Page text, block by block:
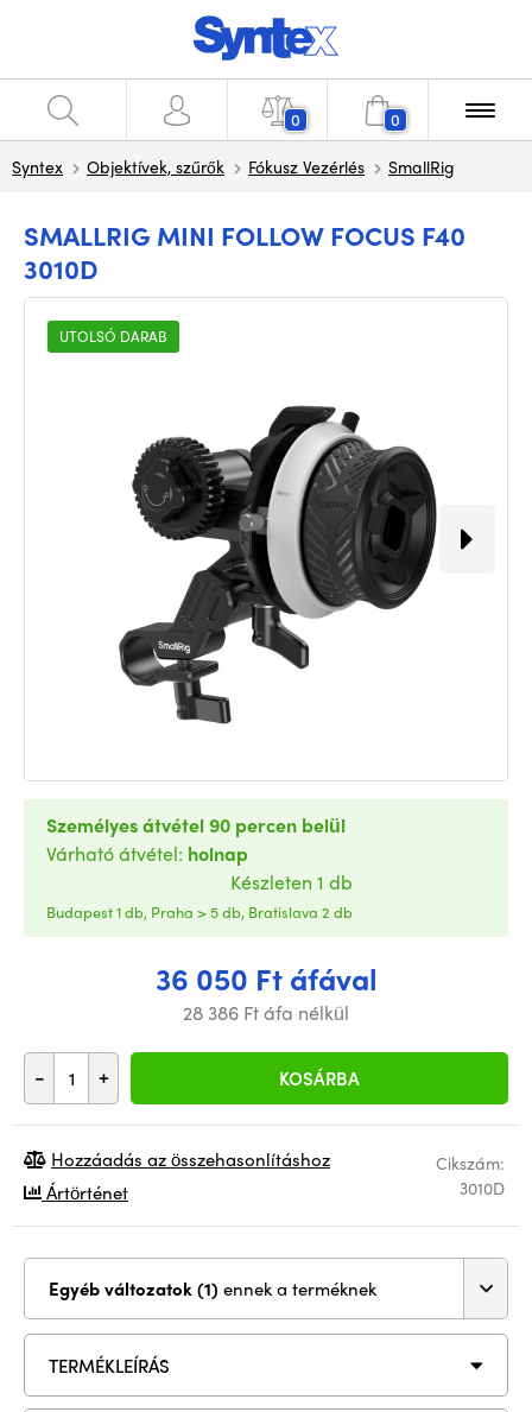
0 0
Syntex Objektívek, szűrők Fókusz Vezérlés SmallRig
SMALLRIG MINI FOLLOW FOCUS F40
3010D
UTOLSÓ DARAB
36 050 Ft áfával
28 386 Ft áfa nélkül
- + KOSÁRBA
Személyes átvétel 90 percen belül
Várható átvétel: holnap
Készleten 1 db
Budapest 1 db, Praha > 5 db, Bratislava 2 db
Cikszám:
3010D
Hozzáadás az összehasonlításhoz
Ártörténet
Egyéb változatok (1) ennek a terméknek
TERMÉKLEÍRÁS